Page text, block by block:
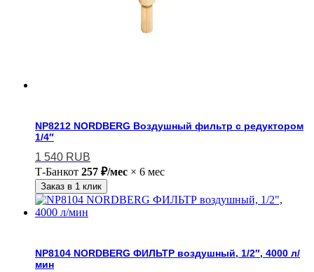
NP8212 NORDBERG Воздушный фильтр с редуктором
1/4″
1 540 RUB
Т-Банкот 257 ₽/мес × 6 мес
Заказ в 1 клик
NP8104 NORDBERG ФИЛЬТР воздушный, 1/2″, 4000 л/
мин